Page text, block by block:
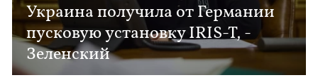
Украина получила от Германии
пусковую установку IRIS-T, -
Зеленский